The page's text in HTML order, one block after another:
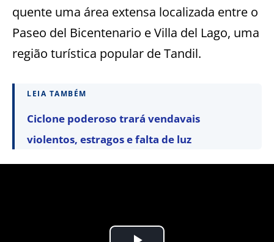
quente uma área extensa localizada entre o
Paseo del Bicentenario e Villa del Lago, uma
região turística popular de Tandil.
LEIA TAMBÉM
Ciclone poderoso trará vendavais
violentos, estragos e falta de luz